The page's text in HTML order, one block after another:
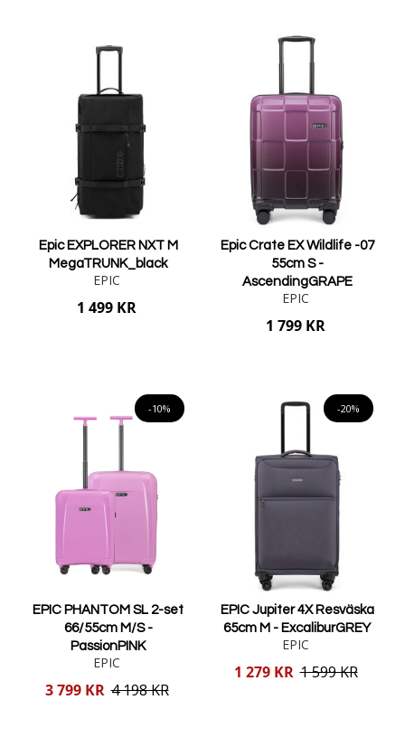
Epic EXPLORER NXT M
MegaTRUNK_black
EPIC
1 499 KR
Epic Crate EX Wildlife -07
55cm S -
AscendingGRAPE
EPIC
1 799 KR
-10%
EPIC PHANTOM SL 2-set
66/55cm M/S -
PassionPINK
EPIC
Reducerat
3 799 KR 4 198 KR
-20%
EPIC Jupiter 4X Resväska
65cm M - ExcaliburGREY
EPIC
Reducerat
1 279 KR 1 599 KR